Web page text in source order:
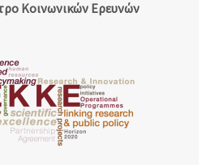
Κοινωνικών Ερευνών